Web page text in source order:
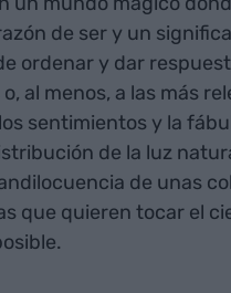
de ser y un
ordenar y dar
al menos, a las más
sentimientos y la
de la luz
de unas
que quieren tocar el